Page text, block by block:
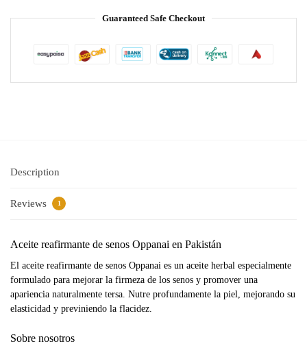
Guaranteed Safe Checkout
Description
Reviews 1
Aceite reafirmante de senos Oppanai en Pakistán
El aceite reafirmante de senos Oppanai es un aceite herbal especialmente
formulado para mejorar la firmeza de los senos y promover una
apariencia naturalmente tersa. Nutre profundamente la piel, mejorando su
elasticidad y previniendo la flacidez.
Sobre nosotros